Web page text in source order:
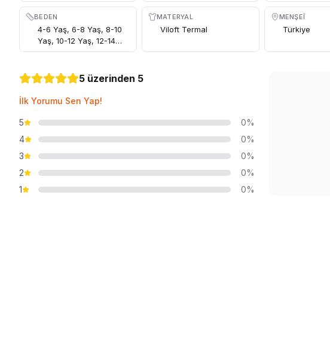
BEDEN
4-6 Yaş, 6-8 Yaş, 8-10
Yaş, 10-12 Yaş, 12-14
Yaş
MATERYAL
Viloft Termal
MENŞEI
Türkiye
5 üzerinden 5
İlk Yorumu Sen Yap!
5
0%
4
0%
3
0%
2
0%
1
0%